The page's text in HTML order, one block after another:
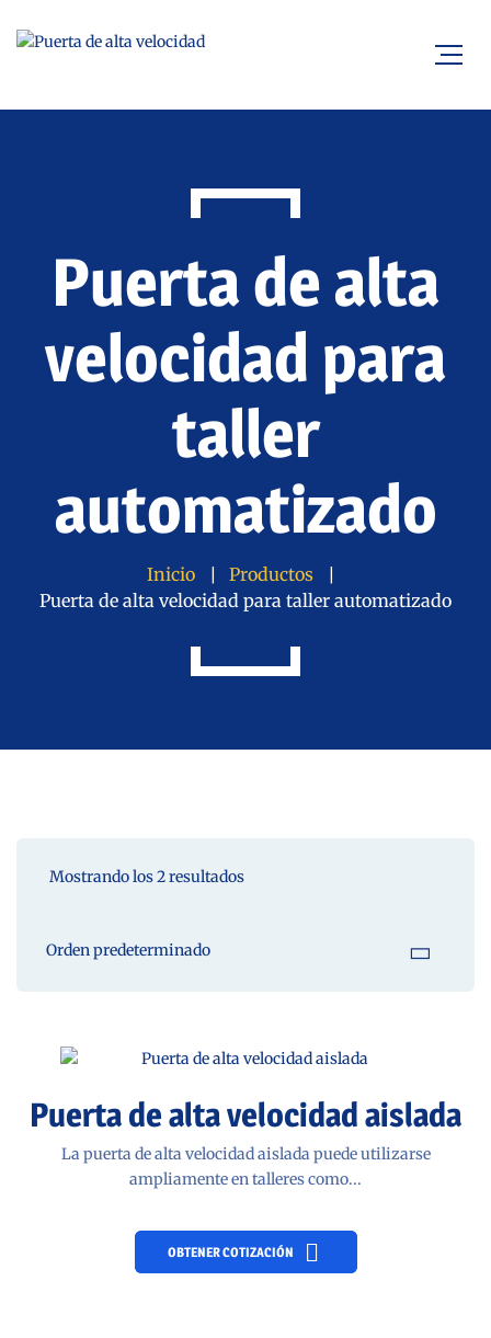
Puerta de alta
velocidad para
taller
automatizado
Inicio
Productos
Puerta de alta velocidad para taller automatizado
Mostrando los 2 resultados
Puerta de alta velocidad aislada
La puerta de alta velocidad aislada puede utilizarse
ampliamente en talleres como...
OBTENER COTIZACIÓN